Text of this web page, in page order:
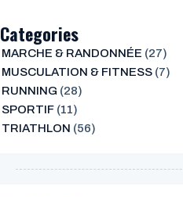
Categories
MARCHE & RANDONNÉE (27)
MUSCULATION & FITNESS(7)
RUNNING (28)
SPORTIF(11)
TRIATHLON (56)